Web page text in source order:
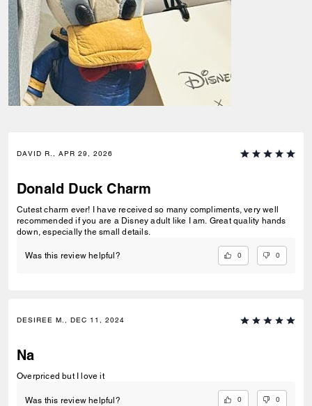
DAVID R., APR 29, 2026
Donald Duck Charm
Cutest charm ever! I have received so many compliments, very well
recommended if you are a Disney adult like I am. Great quality hands
down, especially the small details.
Was this review helpful? 0 0
DESIREE M., DEC 11, 2024
Na
Overpriced but I love it
Was this review helpful? 0 0